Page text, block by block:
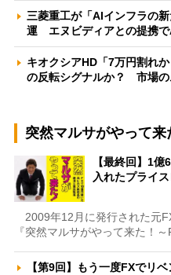
三菱重工が「AIインフラの
運 エヌビディアとの提携
キオクシアHD「7万円割れ
の反転シグナルか？ 市場
突然マルサがやって来
【最終回】1
入れたプライ
2009年12月に発行された元
『突然マルサがやって来た！
【第9回】もう一度FXでリ